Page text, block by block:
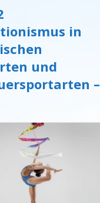
in
und
–